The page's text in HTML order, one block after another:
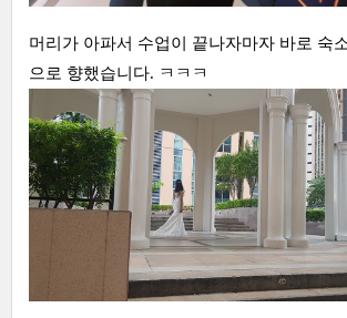
머리가 아파서 수업이 끝나자마자 바로 숙
으로 향했습니다. ㅋㅋㅋ